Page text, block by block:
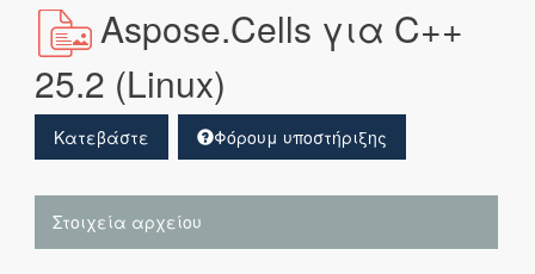
Aspose.Cells για C++
25.2 (Linux)
Κατεβάστε Φόρουμ υποστήριξης
Στοιχεία αρχείου